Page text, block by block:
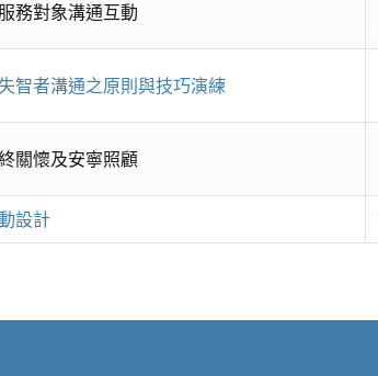
務對象溝通互動
智者溝通之原則與技巧演練
關懷及安寧照顧
設計